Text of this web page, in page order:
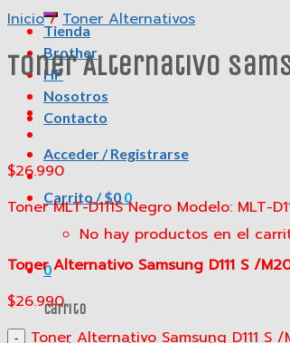
Tienda
Brother
HP
Nosotros
Contacto
Acceder / Registrarse
Carrito /$0 0
No hay productos en el
0
Carrito
Inicio / Toner Alternativos
Toner Alternativo
$26.990
Toner MLT-D111S Negro Modelo:
Toner Alternativo Samsung D111 S /
$26.990
Toner Alternativo Samsung D111